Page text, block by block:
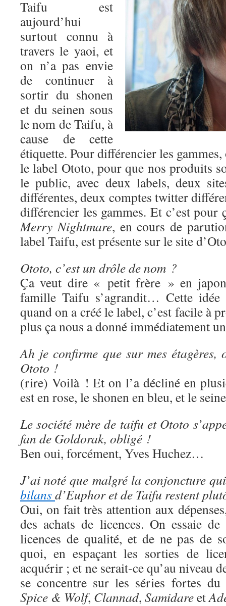
Taifu est
aujourd’hui
surtout connu à
travers le yaoi, et
on n’a pas envie
de continuer à
sortir du shonen
et du seinen sous
le nom de Taifu, à
cause de cette
étiquette. Pour différencier les
le label Ototo, pour que nos produits
le public, avec deux labels, deux
différentes, deux comptes twitter
différencier les gammes. Et c’est pour
Merry Nightmare, en cours de
label Taifu, est présente sur le site
Ototo, c’est un drôle de nom ?
Ça veut dire « petit frère » en
famille Taifu s’agrandit… Cette idée
quand on a créé le label, c’est facile à
plus ça nous a donné immédiatement
Ah je confirme que sur mes
Ototo !
(rire) Voilà ! Et on l’a décliné en
est en rose, le shonen en bleu, et le
Le société mère de taifu et Ototo
fan de Goldorak, obligé !
Ben oui, forcément, Yves Huchez…
J’ai noté que malgré la conjoncture
bilansd’Euphor et de Taifu restent
Oui, on fait très attention aux
des achats de licences. On essaie
licences de qualité, et de ne pas de
quoi, en espaçant les sorties de
acquérir ; et ne serait-ce qu’au niveau
se concentre sur les séries fortes du
Spice & Wolf, Clannad, Samidareet